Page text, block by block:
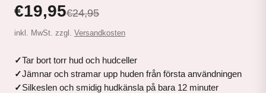
€19,95€24,95
inkl. MwSt. zzgl. Versandkosten
Tar bort torr hud och hudceller
Jämnar och stramar upp huden från första användningen
Silkeslen och smidig hudkänsla på bara 12 minuter